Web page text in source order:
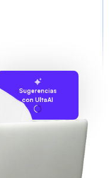
Sugerencias
con UltaAI